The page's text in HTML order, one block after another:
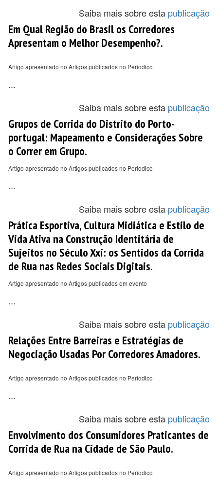
Saiba mais sobre esta publicação
Em Qual Região do Brasil os Corredores
Apresentam o Melhor Desempenho?.
Artigo apresentado no Artigos publicados no Periodico
...
Saiba mais sobre esta publicação
Grupos de Corrida do Distrito do Porto-
portugal: Mapeamento e Considerações Sobre
o Correr em Grupo.
Artigo apresentado no Artigos publicados no Periodico
...
Saiba mais sobre esta publicação
Prática Esportiva, Cultura Midiática e Estilo de
Vida Ativa na Construção Identitária de
Sujeitos no Século Xxi: os Sentidos da Corrida
de Rua nas Redes Sociais Digitais.
Artigo apresentado no Artigos publicados em evento
...
Saiba mais sobre esta publicação
Relações Entre Barreiras e Estratégias de
Negociação Usadas Por Corredores Amadores.
Artigo apresentado no Artigos publicados no Periodico
...
Saiba mais sobre esta publicação
Envolvimento dos Consumidores Praticantes de
Corrida de Rua na Cidade de São Paulo.
Artigo apresentado no Artigos publicados no Periodico